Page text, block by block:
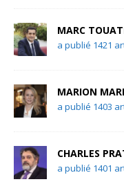
MARC
a publié 1421
MARION
a publié 1403
CHARLES
a publié 1401